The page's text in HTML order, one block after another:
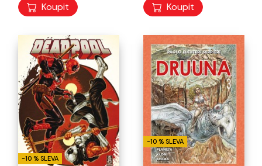
Koupit Koupit
-10 % SLEVA
-10 % SLEVA